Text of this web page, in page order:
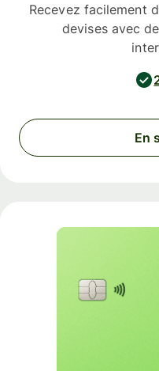
Recevez facilement
devises avec
En